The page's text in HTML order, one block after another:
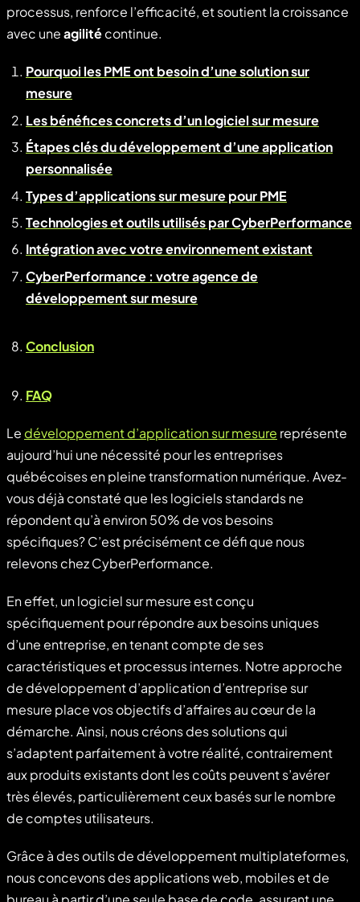
processus, renforce l’efficacité, et soutient la croissance
avec uneagilitécontinue.
Pourquoi les PME ont besoin d’une solution sur
mesure
Les bénéfices concrets d’un logiciel sur mesure
Étapes clés du développement d’une application
personnalisée
Types d’applications sur mesure pour PME
Technologies et outils utilisés par CyberPerformance
Intégration avec votre environnement existant
CyberPerformance : votre agence de
développement sur mesure
Conclusion
FAQ
Le développement d’application sur mesure représente
aujourd’hui une nécessité pour les entreprises
québécoises en pleine transformation numérique. Avez-
vous déjà constaté que les logiciels standards ne
répondent qu’à environ 50% de vos besoins
spécifiques? C’est précisément ce défi que nous
relevons chez CyberPerformance.
En effet, un logiciel sur mesure est conçu
spécifiquement pour répondre aux besoins uniques
d’une entreprise, en tenant compte de ses
caractéristiques et processus internes. Notre approche
de développement d’application d’entreprise sur
mesure place vos objectifs d’affaires au cœur de la
démarche. Ainsi, nous créons des solutions qui
s’adaptent parfaitement à votre réalité, contrairement
aux produits existants dont les coûts peuvent s’avérer
très élevés, particulièrement ceux basés sur le nombre
de comptes utilisateurs.
Grâce à des outils de développement multiplateformes,
nous concevons des applications web, mobiles et de